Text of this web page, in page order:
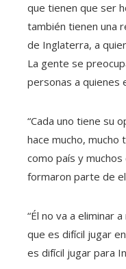
que tienen que ser
también tienen una
de Inglaterra, a
La gente se
personas a quienes
“Cada uno tiene su
hace mucho, mucho
como país y
formaron parte de
“Él no va a eliminar
que es difícil jugar
es difícil jugar para